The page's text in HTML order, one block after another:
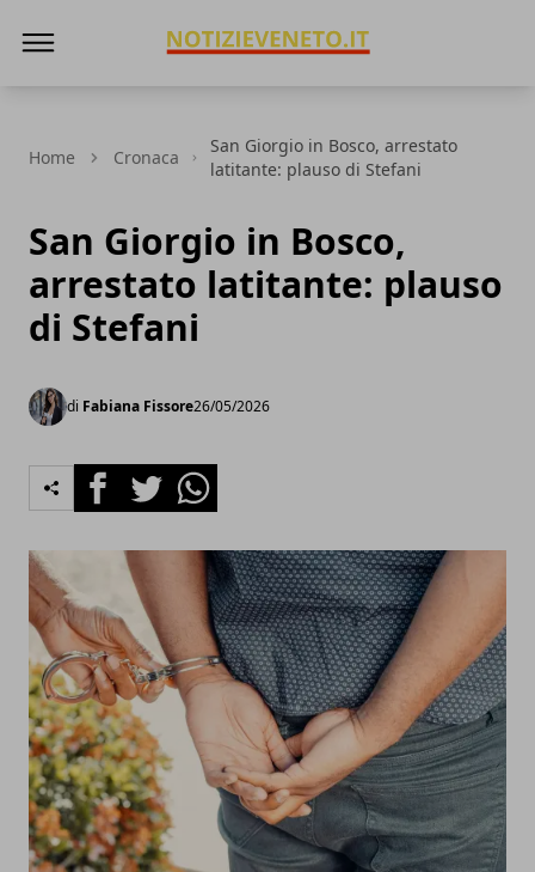
Home Cronaca
San Giorgio in Bosco, arrestato
latitante: plauso di Stefani
San Giorgio in Bosco,
arrestato latitante: plauso
di Stefani
di Fabiana Fissore26/05/2026
FacebookTwitterWhatsapp